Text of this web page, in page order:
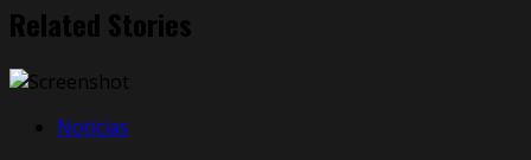
Related Stories
Notícias